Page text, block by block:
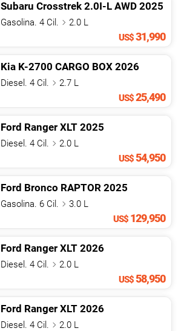
Subaru Crosstrek 2.0I-L AWD 2025
Gasolina. 4 Cil.
2.0 L
US$31,990
Kia K-2700 CARGO BOX 2026
Diesel. 4 Cil.
2.7 L
US$25,490
Ford Ranger XLT 2025
Diesel. 4 Cil.
2.0 L
US$54,950
Ford Bronco RAPTOR 2025
Gasolina. 6 Cil.
3.0 L
US$ 129,950
Ford Ranger XLT 2026
Diesel. 4 Cil.
2.0 L
US$58,950
Ford Ranger XLT 2026
Diesel. 4 Cil. 2.0 L